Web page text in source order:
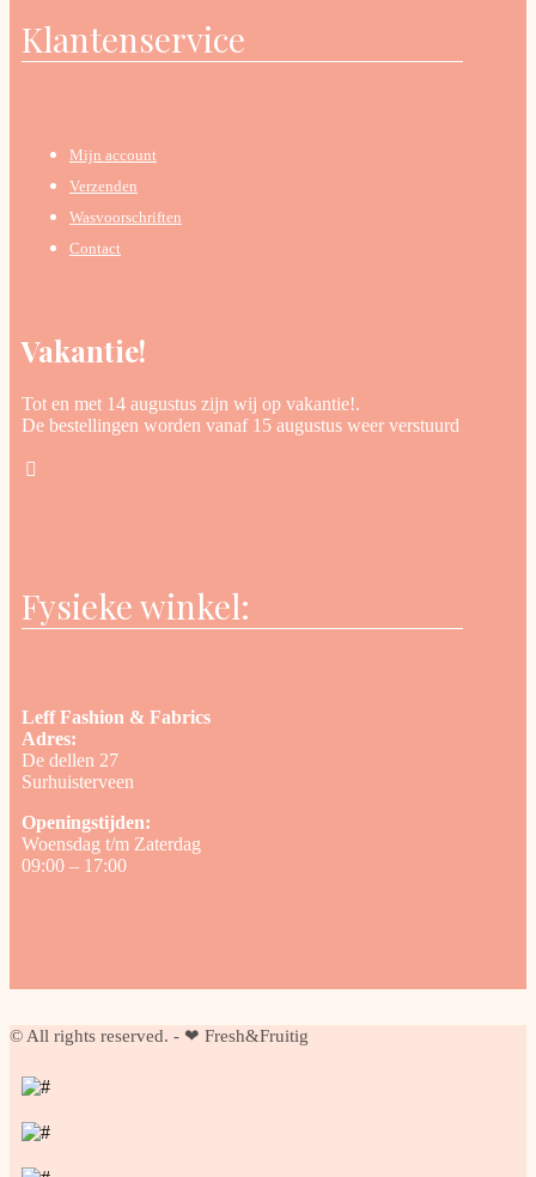
Klantenservice
Mijn account
Verzenden
Wasvoorschriften
Contact
Vakantie!
Tot en met 14 augustus zijn wij op vakantie!.
De bestellingen worden vanaf 15 augustus weer verstuurd
Fysieke winkel:
Leff Fashion & Fabrics
Adres:
De dellen 27
Surhuisterveen
Openingstijden:
Woensdag t/m Zaterdag
09:00 – 17:00
© All rights reserved. - ❤ Fresh&Fruitig